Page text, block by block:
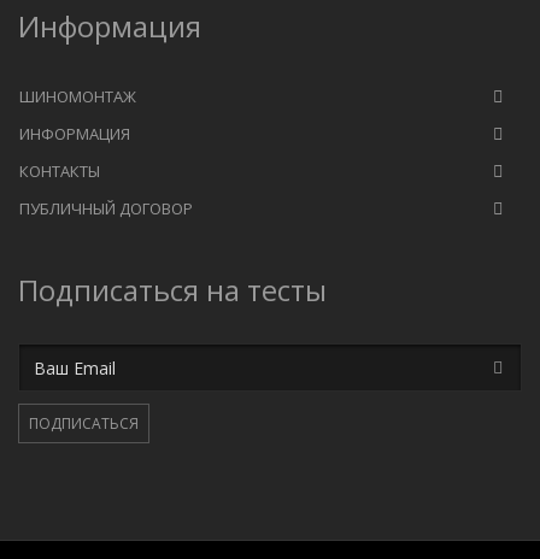
Информация
ШИНОМОНТАЖ
ИНФОРМАЦИЯ
КОНТАКТЫ
ПУБЛИЧНЫЙ ДОГОВОР
Подписаться на тесты
ПОДПИСАТЬСЯ